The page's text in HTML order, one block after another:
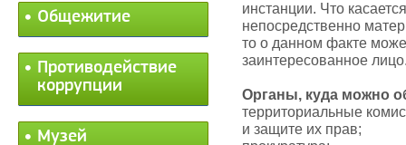
Общежитие
Противодействие
коррупции
Музей
инстанции. Что
непосредственно
то о данном факте
заинтересованное
Органы, куда можно
территориальные
и защите их прав;